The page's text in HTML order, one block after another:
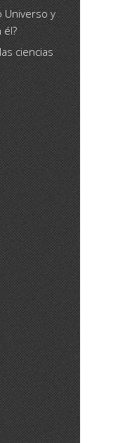
Universo y
ciencias